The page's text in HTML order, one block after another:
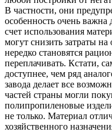
В частности, они
особенность очень
счет использования
могут снизить затраты
нередко становятся
переплачивать. Кстати,
доступнее, чем ряд
завода делает все
частей страны могли
полипропиленовые
не только. Материал
хозяйственного